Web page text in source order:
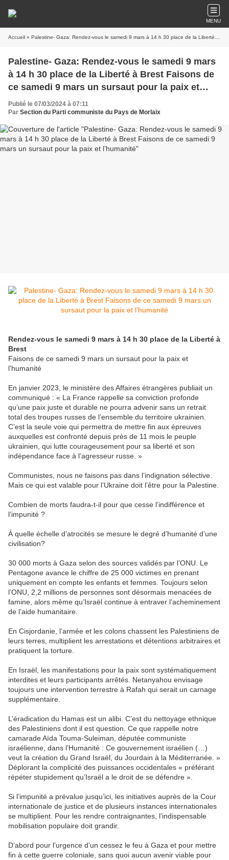
MENU
Accueil » Palestine- Gaza: Rendez-vous le samedi 9 mars à 14 h 30 place de la Liberté à Brest Faisons de ce samedi 9 mars un sursaut pour la paix et l’humanité
Palestine- Gaza: Rendez-vous le samedi 9 mars
à 14 h 30 place de la Liberté à Brest Faisons de
ce samedi 9 mars un sursaut pour la paix et
l’humanité
Publié le 07/03/2024 à 07:11
Par Section du Parti communiste du Pays de Morlaix
Rendez-vous le samedi 9 mars à 14 h 30 place de la Liberté à
Brest
Faisons de ce samedi 9 mars un sursaut pour la paix et
l’humanité
En janvier 2023, le ministère des Affaires étrangères publiait un
communiqué : « La France rappelle sa conviction profonde
qu’une paix juste et durable ne pourra advenir sans un retrait
total des troupes russes de l’ensemble du territoire ukrainien.
C’est la seule voie qui permettra de mettre fin aux épreuves
auxquelles est confronté depuis près de 11 mois le peuple
ukrainien, qui lutte courageusement pour sa liberté et son
indépendance face à l’agresseur russe. »
Communistes, nous ne faisons pas dans l’indignation sélective.
Mais ce qui est valable pour l’Ukraine doit l’être pour la Palestine.
Combien de morts faudra-t-il pour que cesse l’indifférence et
l’impunité ?
À quelle échelle d’atrocités se mesure le degré d’humanité d’une
civilisation?
30 000 morts à Gaza selon des sources validés par l’ONU. Le
Pentagone avance le chiffre de 25 000 victimes en prenant
uniquement en compte les enfants et femmes. Toujours selon
l’ONU, 2,2 millions de personnes sont désormais menacées de
famine, alors même qu’Israël continue à entraver l’acheminement
de l’aide humanitaire.
En Cisjordanie, l’armée et les colons chassent les Palestiniens de
leurs terres, multiplient les arrestations et détentions arbitraires et
pratiquent la torture.
En Israël, les manifestations pour la paix sont systématiquement
interdites et leurs participants arrêtés. Netanyahou envisage
toujours une intervention terrestre à Rafah qui serait un carnage
supplémentaire.
L’éradication du Hamas est un alibi. C’est du nettoyage ethnique
des Palestiniens dont il est question. Ce que rappelle notre
camarade Aïda Touma-Suleiman, députée communiste
israélienne, dans l’Humanité : Ce gouvernement israélien (…)
veut la création du Grand Israël, du Jourdain à la Méditerranée. »
Déplorant la complicité des puissances occidentales « préférant
répéter stupidement qu’Israël a le droit de se défendre ».
Si l’impunité a prévalue jusqu’ici, les initiatives auprès de la Cour
internationale de justice et de plusieurs instances internationales
se multiplient. Pour les rendre contraignantes, l’indispensable
mobilisation populaire doit grandir.
D’abord pour l’urgence d’un cessez le feu à Gaza et pour mettre
fin à cette guerre coloniale, sans quoi aucun avenir viable pour